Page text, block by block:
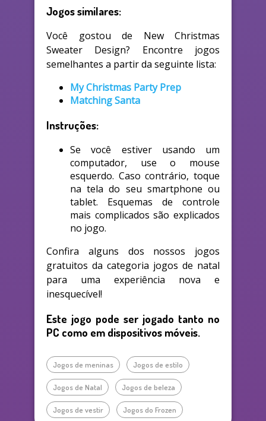
Jogos similares:
Você gostou de New Christmas
Sweater Design? Encontre jogos
semelhantes a partir da seguinte lista:
My Christmas Party Prep
Matching Santa
Instruções:
Se você estiver usando um
computador, use o mouse
esquerdo. Caso contrário, toque
na tela do seu smartphone ou
tablet. Esquemas de controle
mais complicados são explicados
no jogo.
Confira alguns dos nossos jogos
gratuitos da categoria jogos de natal
para uma experiência nova e
inesquecível!
Este jogo pode ser jogado tanto no
PC como em dispositivos móveis.
Jogos de meninas Jogos de estilo
Jogos de Natal Jogos de beleza
Jogos de vestir Jogos do Frozen